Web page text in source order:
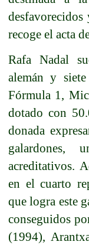
recoge el acta
Rafa Nadal
alemán y
Fórmula 1,
dotado con
donada
acreditativos.
en el cuarto
que logra este
conseguidos
(1994),